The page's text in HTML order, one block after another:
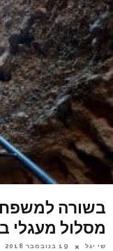
בשורה
מסלול מעגלי
שי יגל 19 בנובמבר 2018